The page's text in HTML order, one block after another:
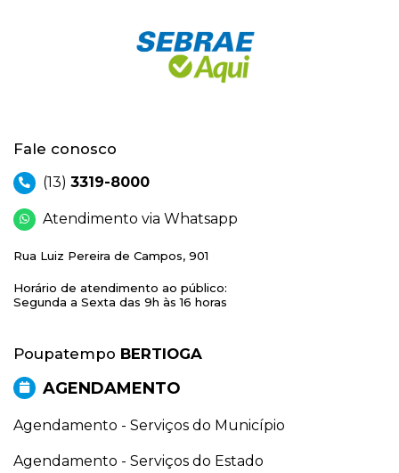
Fale conosco
(13) 3319-8000
Atendimento via Whatsapp
Rua Luiz Pereira de Campos, 901
Horário de atendimento ao público:
Segunda a Sexta das 9h às 16 horas
Poupatempo BERTIOGA
AGENDAMENTO
Agendamento - Serviços do Município
Agendamento - Serviços do Estado